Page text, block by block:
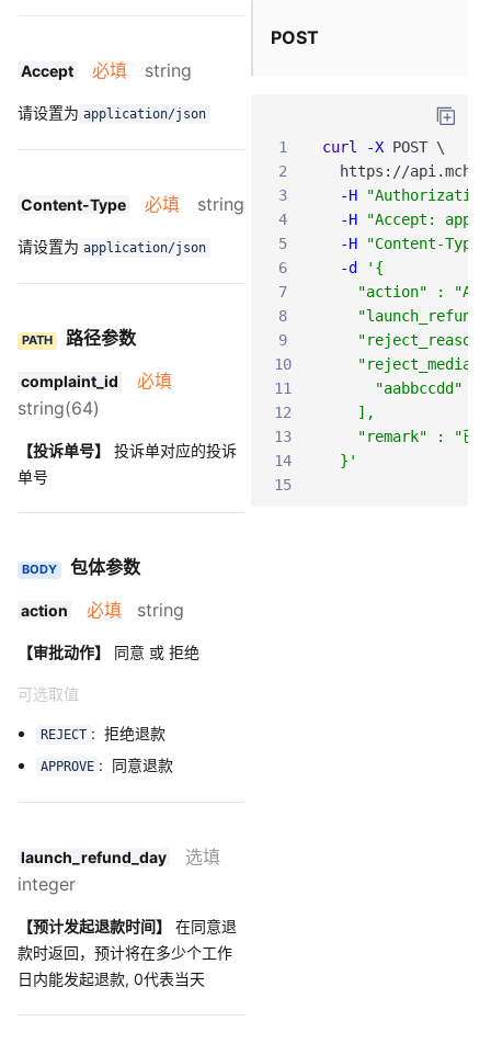
Accept 必填 string
请设置为 application/json
Content-Type 必填 string
请设置为 application/json
PATH 路径参数
complaint_id
必填
string(64)
【投诉单号】
投诉单对应的投诉
单号
BODY 包体参数
action 必填 string
【审批动作】 同意 或 拒绝
可选取值
REJECT : 拒绝退款
APPROVE : 同意退款
launch_refund_day
选填
integer
【预计发起退款时间】
在同意退
款时返回，预计将在多少个工作
日内能发起退款, 0代表当天
POST
1 curl -X POST \
2
https : //api .mch
3
-H
"Authorization:
4
-H
"Accept:
5
-H
"Content-
6
-d
'{
7
"action" :
8
9
"reject_reason"
10
11
      "aabbccdd"
12
    ],
13
"remark" : "已
14
  }'
15